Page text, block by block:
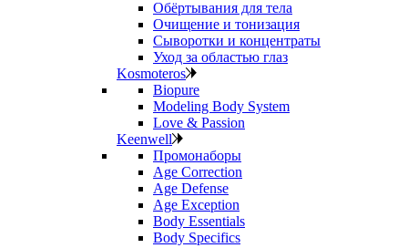
Обёртывания для тела
Очищение и тонизация
Сыворотки и концентраты
Уход за областью глаз
Kosmoteros
Biopure
Modeling Body System
Love & Passion
Keenwell
Промонаборы
Age Correction
Age Defense
Age Exception
Body Essentials
Body Specifics